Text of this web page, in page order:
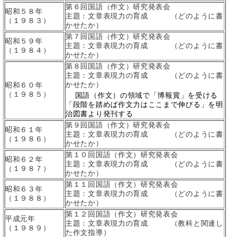
昭和５８年
（１９８３）
第６回国語（作文）研究発表会
主題：文章表現力の育成 （どのように書
かせたか）
昭和５９年
（１９８４）
第７回国語（作文）研究発表会
主題：文章表現力の育成 （どのように書
かせたか）
昭和６０年
（１９８５）
第８回国語（作文）研究発表会
主題：文章表現力の育成 （どのように書
かせたか）
国語（作文）の領域で「博報賞」を受ける
「段階を踏めば作文力はここまで伸びる」を明
治図書より発刊する
昭和６１年
（１９８６）
第９回国語（作文）研究発表会
主題：文章表現力の育成 （どのように書
かせたか）
昭和６２年
（１９８７）
第１０回国語（作文）研究発表会
主題：文章表現力の育成 （どのように書
かせたか）
昭和６３年
（１９８８）
第１１回国語（作文）研究発表会
主題：文章表現力の育成 （どのように書
かせたか）
平成元年
（１９８９）
第１２回国語（作文）研究発表会
主題：文章表現力の育成 （教科と関連し
た作文指導）